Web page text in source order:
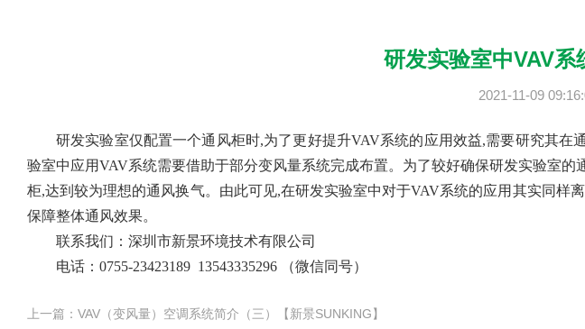
研发实验室中VAV系
2021-11-09
研发实验室仅配置一个通风柜时,为了更好提升VAV系统的应用效益,需要研究其在
验室中应用VAV系统需要借助于部分变风量系统完成布置。为了较好确保研发实验室
柜,达到较为理想的通风换气。由此可见,在研发实验室中对于VAV系统的应用其实同
保障整体通风效果。
联系我们：深圳市新景环境技术有限公司
电话： 0755-23423189 13543335296 （微信同号）
上一篇：VAV（变风量）空调系统简介（三）【新景SUNKING】